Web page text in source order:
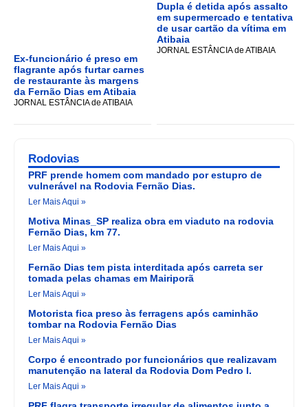
Ex-funcionário é preso em
flagrante após furtar carnes
de restaurante às margens
da Fernão Dias em Atibaia
JORNAL ESTÂNCIA de ATIBAIA
Dupla é detida após assalto
em supermercado e tentativa
de usar cartão da vítima em
Atibaia
JORNAL ESTÂNCIA de ATIBAIA
Rodovias
PRF prende homem com mandado por estupro de
vulnerável na Rodovia Fernão Dias.
Ler Mais Aqui »
Motiva Minas_SP realiza obra em viaduto na rodovia
Fernão Dias, km 77.
Ler Mais Aqui »
Fernão Dias tem pista interditada após carreta ser
tomada pelas chamas em Mairiporã
Ler Mais Aqui »
Motorista fica preso às ferragens após caminhão
tombar na Rodovia Fernão Dias
Ler Mais Aqui »
Corpo é encontrado por funcionários que realizavam
manutenção na lateral da Rodovia Dom Pedro I.
Ler Mais Aqui »